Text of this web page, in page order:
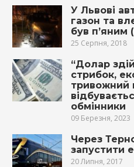
У Львові
газон та
був
25 Серпня, 2018
“Долар
стрибок,
тривожний
обмінники
09 Березня, 2023
Через
запустити
20 Липня, 2017